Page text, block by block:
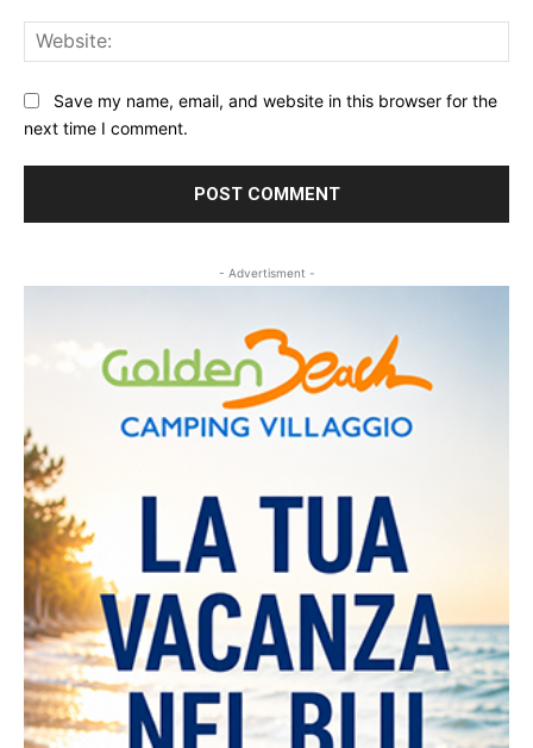
Save my name, email, and website in this browser for the
next time I comment.
- Advertisment -